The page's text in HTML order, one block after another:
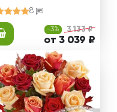
8
-3% 3 133 ₽
от 3 039 ₽